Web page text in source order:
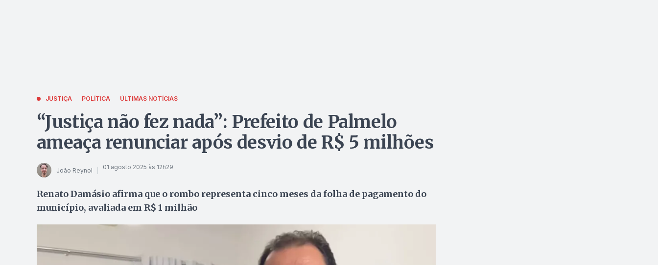
JUSTIÇA POLÍTICA ÚLTIMAS NOTÍCIAS
“Justiça não fez nada”: Prefeito de Palmelo
ameaça renunciar após desvio de R$ 5 milhões
João Reynol 01 agosto 2025 às 12h29
Renato Damásio afirma que o rombo representa cinco meses da folha de pagamento do
município, avaliada em R$ 1 milhão